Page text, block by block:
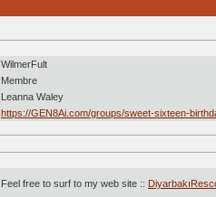
WilmerFult
Membre
Leanna Waley
https://GEN8Ai.com/groups/sweet-sixteen-
Feel free to surf to my web site ::